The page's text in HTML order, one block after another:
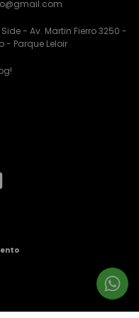
Side - Av. Martin Fierro 3250 -
- Parque Leloir